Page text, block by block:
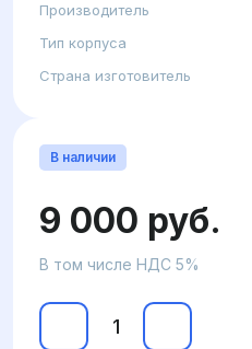
Производитель
Тип корпуса
Страна изготовитель
В наличии
9 000 руб.
В том числе НДС 5%